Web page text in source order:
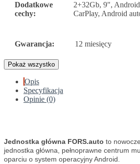
Dodatkowe
cechy:
2+32Gb, 9",
CarPlay, Android
Gwarancja: 12 miesięcy
Pokaż wszystko
Opis
Specyfikacja
Opinie (0)
Jednostka główna FORS.auto to
jednostka główna, pełnoprawne centrum
oparciu o system operacyjny Android.